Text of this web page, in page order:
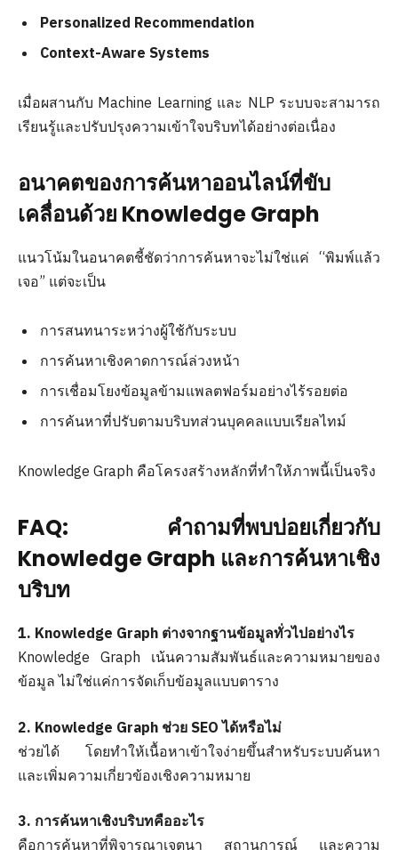
Personalized Recommendation
Context-Aware Systems
เมื่อผสานกับ Machine Learning และ NLP ระบบจะสามารถ
เรียนรู้และปรับปรุงความเข้าใจบริบทได้อย่างต่อเนื่อง
อนาคตของการค้นหาออนไลน์ที่ขับ
เคลื่อนด้วย Knowledge Graph
แนวโน้มในอนาคตชี้ชัดว่าการค้นหาจะไม่ใช่แค่ “พิมพ์แล้ว
เจอ” แต่จะเป็น
การสนทนาระหว่างผู้ใช้กับระบบ
การค้นหาเชิงคาดการณ์ล่วงหน้า
การเชื่อมโยงข้อมูลข้ามแพลตฟอร์มอย่างไร้รอยต่อ
การค้นหาที่ปรับตามบริบทส่วนบุคคลแบบเรียลไทม์
Knowledge Graph คือโครงสร้างหลักที่ทำให้ภาพนี้เป็นจริง
FAQ: คำถามที่พบบ่อยเกี่ยวกับ
Knowledge Graph และการค้นหาเชิง
บริบท
1. Knowledge Graph ต่างจากฐานข้อมูลทั่วไปอย่างไร
Knowledge Graph เน้นความสัมพันธ์และความหมายของ
ข้อมูล ไม่ใช่แค่การจัดเก็บข้อมูลแบบตาราง
2. Knowledge Graph ช่วย SEO ได้หรือไม่
ช่วยได้ โดยทำให้เนื้อหาเข้าใจง่ายขึ้นสำหรับระบบค้นหา
และเพิ่มความเกี่ยวข้องเชิงความหมาย
3. การค้นหาเชิงบริบทคืออะไร
คือการค้นหาที่พิจารณาเจตนา สถานการณ์ และความ